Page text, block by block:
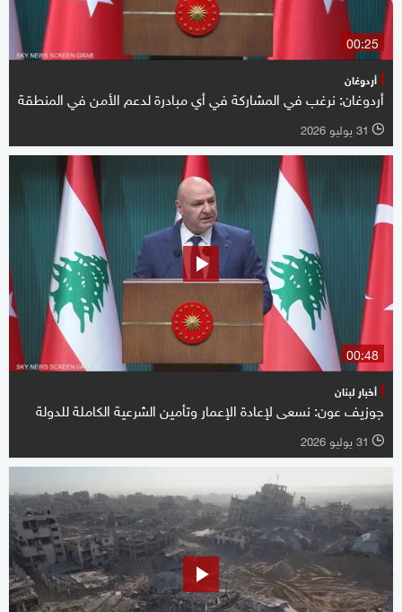
00:25
أردوغان
أردوغان: نرغب في المشاركة في أي مبادرة لدعم الأمن في المنطقة
l 31 يوليو 2026
00:48
أخبار لبنان
جوزيف عون: نسعى لإعادة الإعمار وتأمين الشرعية الكاملة للدولة
l 31 يوليو 2026